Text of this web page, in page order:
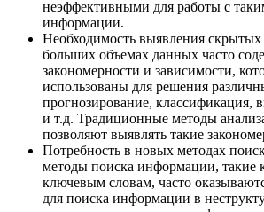
неэффективными для работы с
информации.
Необходимость выявления скрытых
больших объемах данных часто
закономерности и зависимости,
использованы для решения
прогнозирование, классификация,
и т.д. Традиционные методы
позволяют выявлять такие
Потребность в новых методах
методы поиска информации, такие
ключевым словам, часто
для поиска информации в